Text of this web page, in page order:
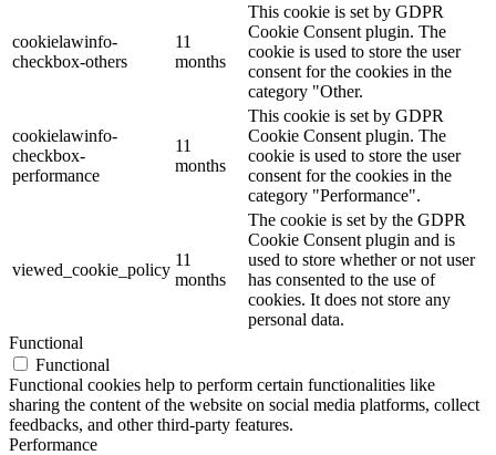
cookielawinfo-
checkbox-others
11
months
This cookie is set by GDPR
Cookie Consent plugin. The
cookie is used to store the user
consent for the cookies in the
category "Other.
cookielawinfo-
checkbox-
performance
11
months
This cookie is set by GDPR
Cookie Consent plugin. The
cookie is used to store the user
consent for the cookies in the
category "Performance".
viewed_cookie_policy
11
months
The cookie is set by the GDPR
Cookie Consent plugin and is
used to store whether or not user
has consented to the use of
cookies. It does not store any
personal data.
Functional
Functional
Functional cookies help to perform certain functionalities like
sharing the content of the website on social media platforms, collect
feedbacks, and other third-party features.
Performance